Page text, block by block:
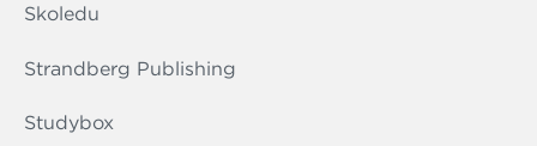
Skoledu
Strandberg Publishing
Studybox